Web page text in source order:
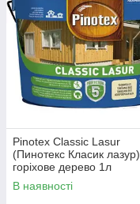
Pinotex Classic Lasur
(Пинотекс Класик лазур)
горіхове дерево 1л
В наявності